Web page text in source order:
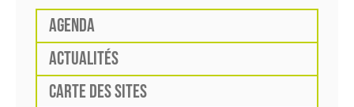
AGENDA
ACTUALITÉS
CARTE DES SITES